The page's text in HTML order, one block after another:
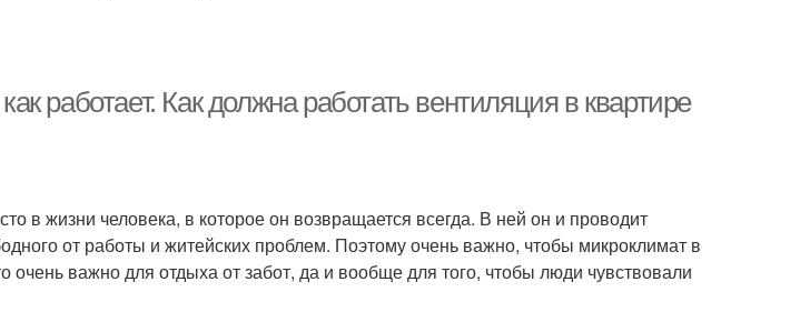
работает. Как должна работать вентиляция в квартире
в жизни человека, в которое он возвращается всегда. В ней он и проводит
от работы и житейских проблем. Поэтому очень важно, чтобы микроклимат в
важно для отдыха от забот, да и вообще для того, чтобы люди чувствовали